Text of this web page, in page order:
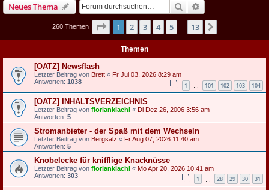
Neues Thema Suche
260 Themen Seite 1von 13
1 2 3 4 5 13
Themen
[OATZ] Newsflash
Letzter Beitrag von Brett « Fr Jul 03, 2026 8:29 am
Antworten: 1038 1 … 101 102 103 104
[OATZ] INHALTSVERZEICHNIS
Letzter Beitrag von florianklachl « Di Dez 26, 2006 3:56 am
Antworten: 5
Stromanbieter - der Spaß mit dem Wechseln
Letzter Beitrag von Bergsalz « Fr Aug 07, 2026 11:40 am
Antworten: 5
Knobelecke für knifflige Knacknüsse
Letzter Beitrag von florianklachl « Mo Apr 20, 2026 10:41 am
Antworten: 303 1 28 29 30 31